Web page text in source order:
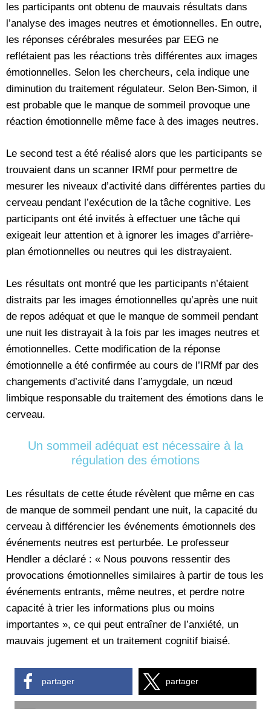
les participants ont obtenu de mauvais résultats dans
l’analyse des images neutres et émotionnelles. En outre,
les réponses cérébrales mesurées par EEG ne
reflétaient pas les réactions très différentes aux images
émotionnelles. Selon les chercheurs, cela indique une
diminution du traitement régulateur. Selon Ben-Simon, il
est probable que le manque de sommeil provoque une
réaction émotionnelle même face à des images neutres.
Le second test a été réalisé alors que les participants se
trouvaient dans un scanner IRMf pour permettre de
mesurer les niveaux d’activité dans différentes parties du
cerveau pendant l’exécution de la tâche cognitive. Les
participants ont été invités à effectuer une tâche qui
exigeait leur attention et à ignorer les images d’arrière-
plan émotionnelles ou neutres qui les distrayaient.
Les résultats ont montré que les participants n’étaient
distraits par les images émotionnelles qu’après une nuit
de repos adéquat et que le manque de sommeil pendant
une nuit les distrayait à la fois par les images neutres et
émotionnelles. Cette modification de la réponse
émotionnelle a été confirmée au cours de l’IRMf par des
changements d’activité dans l’amygdale, un nœud
limbique responsable du traitement des émotions dans le
cerveau.
Un sommeil adéquat est nécessaire à la
régulation des émotions
Les résultats de cette étude révèlent que même en cas
de manque de sommeil pendant une nuit, la capacité du
cerveau à différencier les événements émotionnels des
événements neutres est perturbée. Le professeur
Hendler a déclaré : « Nous pouvons ressentir des
provocations émotionnelles similaires à partir de tous les
événements entrants, même neutres, et perdre notre
capacité à trier les informations plus ou moins
importantes », ce qui peut entraîner de l’anxiété, un
mauvais jugement et un traitement cognitif biaisé.
partager partager